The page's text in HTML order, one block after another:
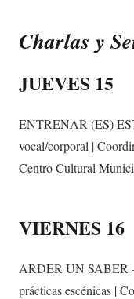
Charlas y
JUEVES 15
ENTRENAR (ES)
vocal/corporal |
Centro Cultural
VIERNES 16
ARDER UN SABER
prácticas escénicas |